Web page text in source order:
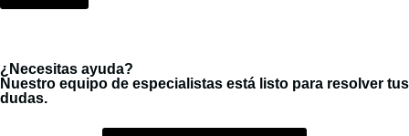
¿Necesitas ayuda?
Nuestro equipo de especialistas está listo para resolver tus
dudas.